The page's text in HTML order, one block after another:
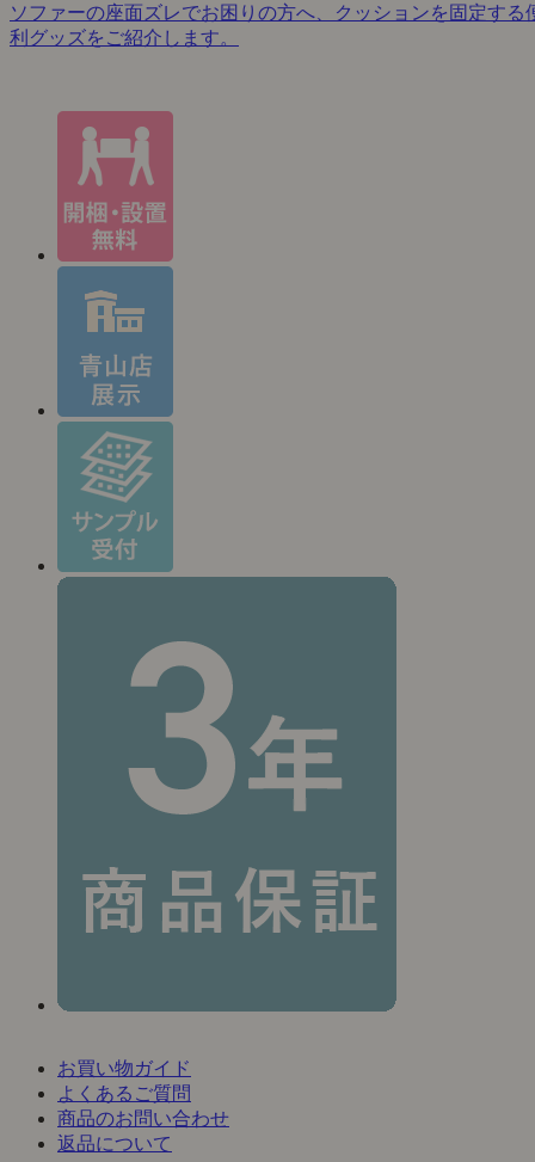
ソファーの座面ズレでお困りの方へ、クッションを固定する
利グッズをご紹介します。
お買い物ガイド
よくあるご質問
商品のお問い合わせ
返品について